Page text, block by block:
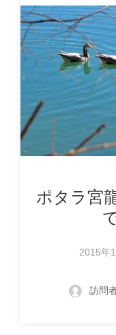
ポタラ宮
2015年
訪問